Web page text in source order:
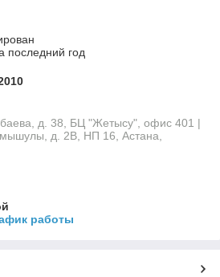
последний год
д. 38, БЦ "Жетысу", офис 401 |
д. 2В, НП 16, Астана,
работы